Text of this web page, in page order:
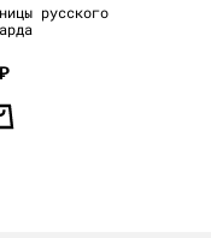
русского